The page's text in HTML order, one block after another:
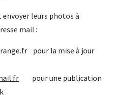
leurs photos à
mail :
pour la mise à jour
pour une publication